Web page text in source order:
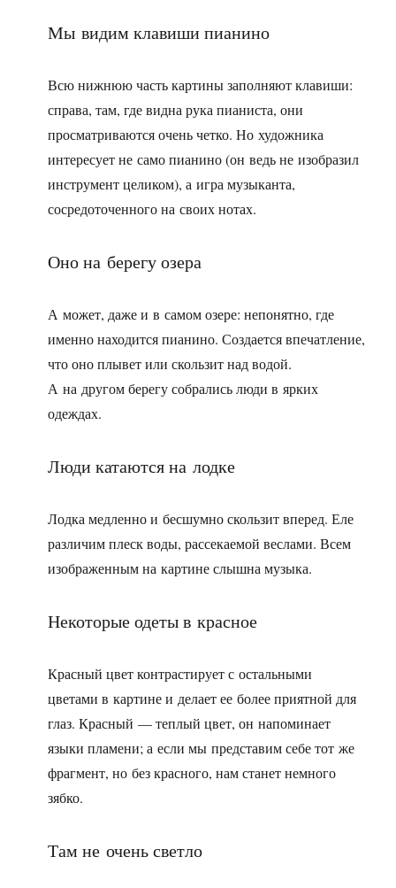
Мы видим клавиши пианино
Всю нижнюю часть картины заполняют клавиши:
справа, там, где видна рука пианиста, они
просматриваются очень четко. Но художника
интересует не само пианино (он ведь не изобразил
инструмент целиком), а игра музыканта,
сосредоточенного на своих нотах.
Оно на берегу озера
А может, даже и в самом озере: непонятно, где
именно находится пианино. Создается впечатление,
что оно плывет или скользит над водой.
А на другом берегу собрались люди в ярких
одеждах.
Люди катаются на лодке
Лодка медленно и бесшумно скользит вперед. Еле
различим плеск воды, рассекаемой веслами. Всем
изображенным на картине слышна музыка.
Некоторые одеты в красное
Красный цвет контрастирует с остальными
цветами в картине и делает ее более приятной для
глаз. Красный — теплый цвет, он напоминает
языки пламени; а если мы представим себе тот же
фрагмент, но без красного, нам станет немного
зябко.
Там не очень светло